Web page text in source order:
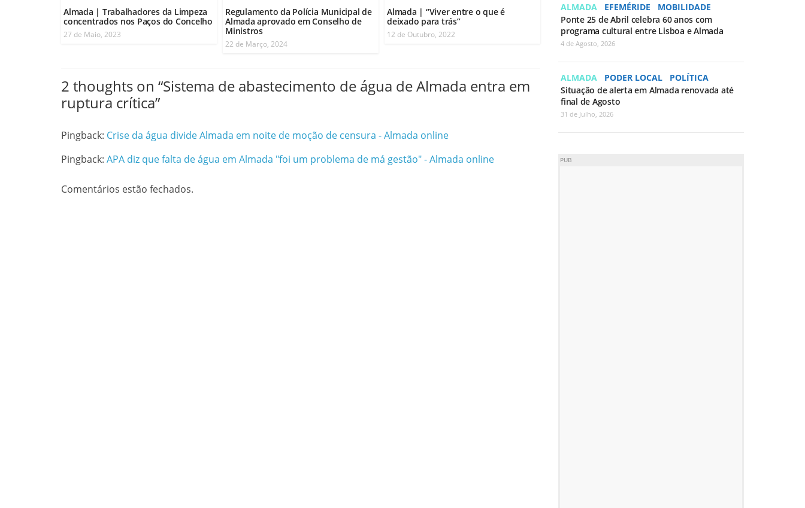
Almada | Trabalhadores da Limpeza
concentrados nos Paços do Concelho
27 de Maio, 2023
Regulamento da Polícia Municipal de
Almada aprovado em Conselho de
Ministros
22 de Março, 2024
Almada | “Viver entre o que é
deixado para trás”
12 de Outubro, 2022
2 thoughts on “Sistema de abastecimento de água de Almada entra em
ruptura crítica”
Pingback: Crise da água divide Almada em noite de moção de censura - Almada online
Pingback: APA diz que falta de água em Almada "foi um problema de má gestão" - Almada online
Comentários estão fechados.
ALMADA EFEMÉRIDE
MOBILIDADE
Ponte 25 de Abril celebra 60 anos com
programa cultural entre Lisboa e Almada
4 de Agosto, 2026
ALMADA PODER LOCAL
POLÍTICA
Situação de alerta em Almada renovada até
final de Agosto
31 de Julho, 2026
PUB